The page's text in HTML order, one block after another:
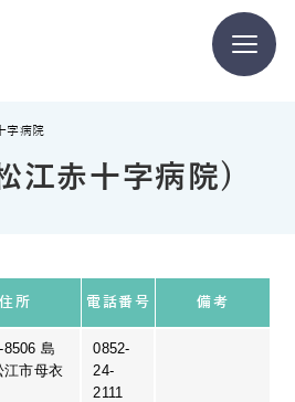
字病院
江赤十字病院)
住所 電話番号 備考
8506 島
江市母衣
0852-
24-
2111